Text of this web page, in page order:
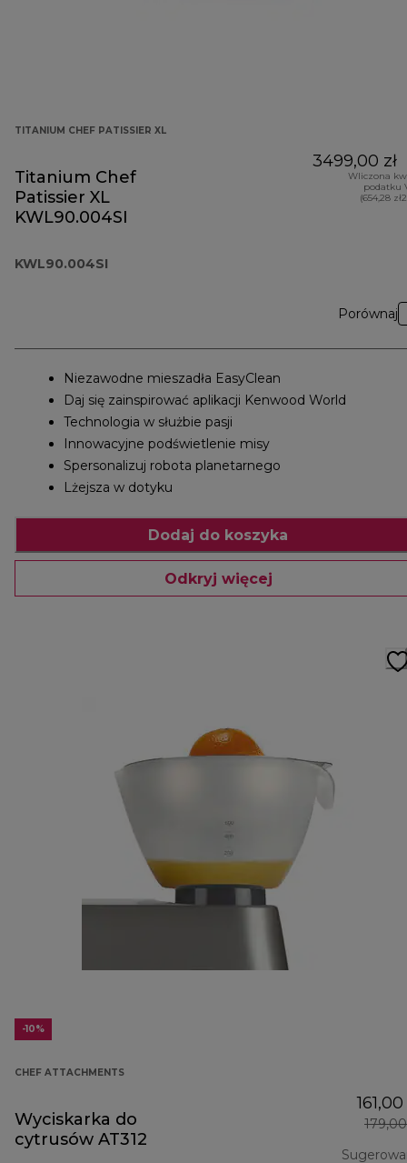
TITANIUM CHEF PATISSIER XL
Titanium Chef
Patissier XL
KWL90.004SI
KWL90.004SI
3499,00 zł
Wliczona
podatku
(654,28
Porównaj
Niezawodne mieszadła EasyClean
Daj się zainspirować aplikacji Kenwood World
Technologia w służbie pasji
Innowacyjne podświetlenie misy
Spersonalizuj robota planetarnego
Lżejsza w dotyku
Dodaj do koszyka
Odkryj więcej
-10%
CHEF ATTACHMENTS
Wyciskarka do
cytrusów AT312
161,00
179,00